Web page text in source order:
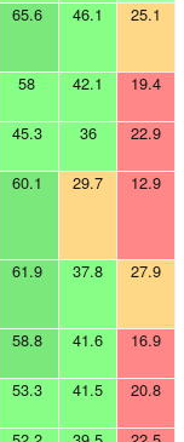
65.6 46.1 25.1
58 42.1 19.4
45.3 36 22.9
60.1 29.7 12.9
61.9 37.8 27.9
58.8 41.6 16.9
53.3 41.5 20.8